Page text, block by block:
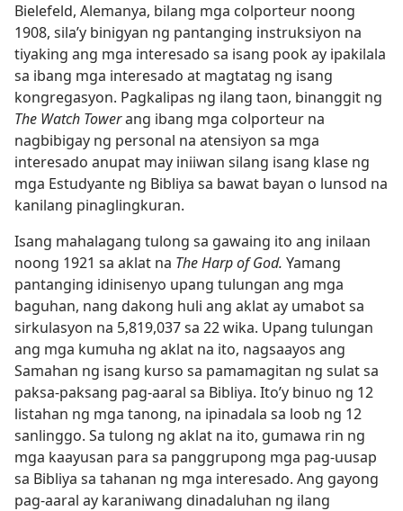
Bielefeld, Alemanya, bilang mga colporteur noong
1908, sila’y binigyan ng pantanging instruksiyon na
tiyaking ang mga interesado sa isang pook ay ipakilala
sa ibang mga interesado at magtatag ng isang
kongregasyon. Pagkalipas ng ilang taon, binanggit ng
The Watch Towerang ibang mga colporteur na
nagbibigay ng personal na atensiyon sa mga
interesado anupat may iniiwan silang isang klase ng
mga Estudyante ng Bibliya sa bawat bayan o lunsod na
kanilang pinaglingkuran.
Isang mahalagang tulong sa gawaing ito ang inilaan
noong 1921 sa aklat na The Harp of God. Yamang
pantanging idinisenyo upang tulungan ang mga
baguhan, nang dakong huli ang aklat ay umabot sa
sirkulasyon na 5,819,037 sa 22 wika. Upang tulungan
ang mga kumuha ng aklat na ito, nagsaayos ang
Samahan ng isang kurso sa pamamagitan ng sulat sa
paksa-paksang pag-aaral sa Bibliya. Ito’y binuo ng 12
listahan ng mga tanong, na ipinadala sa loob ng 12
sanlinggo. Sa tulong ng aklat na ito, gumawa rin ng
mga kaayusan para sa panggrupong mga pag-uusap
sa Bibliya sa tahanan ng mga interesado. Ang gayong
pag-aaral ay karaniwang dinadaluhan ng ilang